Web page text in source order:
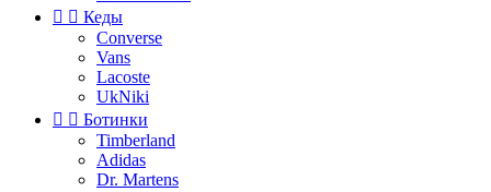
  Кеды
Converse
Vans
Lacoste
UkNiki
  Ботинки
Timberland
Adidas
Dr. Martens